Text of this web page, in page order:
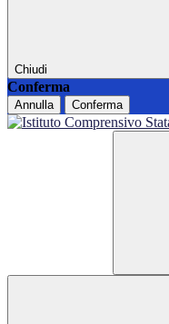
Chiudi
Conferma
Annulla Conferma